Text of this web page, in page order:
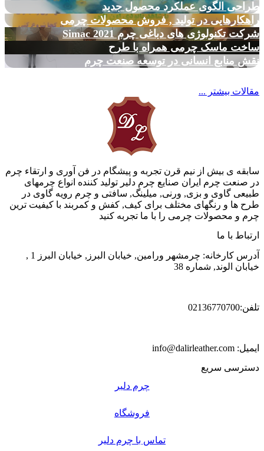
طراحی الگوی عملکرد محصول جدید
راهکارهایی در تولید , فروش محصولات چرمی
شرکت تکنولوژی های دباغی چرم Simac 2021
ساخت ماسک چرمی همراه با طرح
نقش منابع انسانی در توسعه صنعت چرم
مقالات بیشتر ...
سابقه ی بیش از نیم قرن تجربه و پیشگام در فن آوری و ارتقاء چرم
در صنعت چرم ایران صنایع چرم دلیر تولید کننده انواع چرمهای
طبیعی گاوی و بزی, ورنی, میلینگ, سافتی و چرم رویه گاوی در
طرح ها و رنگهای مختلف برای کیف, کفش و کمربند با کیفیت ترین
چرم و محصولات چرمی را با ما تجربه کنید
ارتباط با ما
آدرس کارخانه: چرمشهر ورامین, خیابان البرز, خیابان البرز 1 ,
خیابان الوند, شماره 38
تلفن:02136770700
ایمیل: info@dalirleather.com
دسترسی سریع
چرم دلیر
فروشگاه
تماس با چرم دلیر